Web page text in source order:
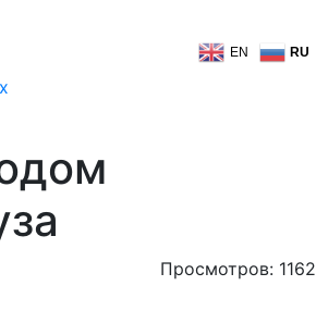
EN RU
Просмотров: 1162